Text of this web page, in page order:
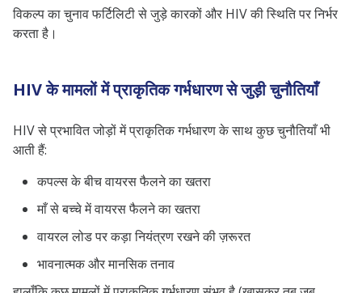
विकल्प का चुनाव फर्टिलिटी से जुड़े कारकों और HIV की स्थिति पर निर्भर
करता है।
HIV के मामलों में प्राकृतिक गर्भधारण से जुड़ी चुनौतियाँ
HIV से प्रभावित जोड़ों में प्राकृतिक गर्भधारण के साथ कुछ चुनौतियाँ भी
आती हैं:
कपल्स के बीच वायरस फैलने का खतरा
माँ से बच्चे में वायरस फैलने का खतरा
वायरल लोड पर कड़ा नियंत्रण रखने की ज़रूरत
भावनात्मक और मानसिक तनाव